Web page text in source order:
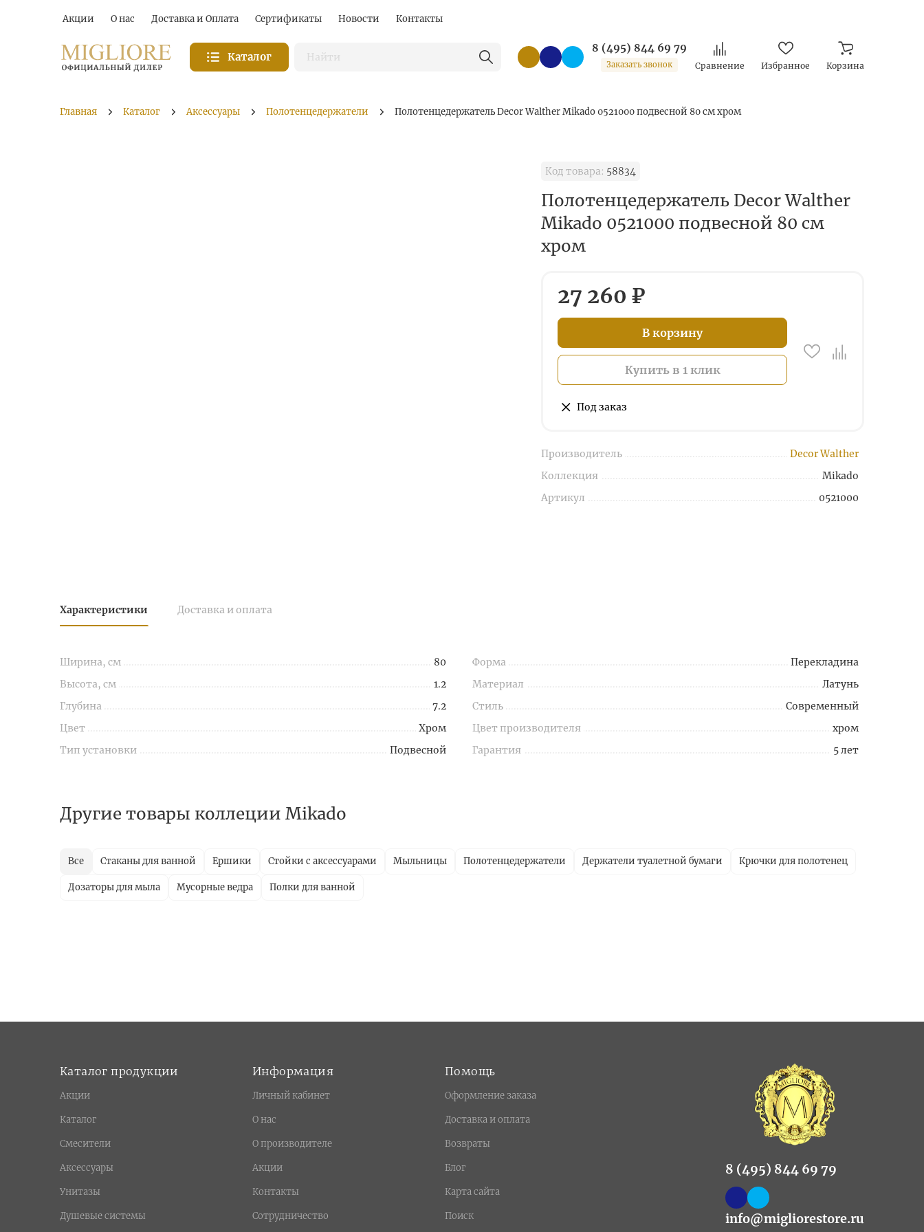
Акции О нас Доставка и Оплата Сертификаты Новости Контакты
Каталог
8 (495) 844 69 79
Заказать звонок Сравнение Избранное Корзина
Главная Каталог Аксессуары Полотенцедержатели Полотенцедержатель Decor Walther Mikado 0521000 подвесной 80 см хром
Код товара: 58834
Полотенцедержатель Decor Walther
Mikado 0521000 подвесной 80 см
хром
27 260 ₽
В корзину
Купить в 1 клик
Под заказ
Производитель
Decor Walther
Коллекция
Mikado
Артикул
0521000
Характеристики Доставка и оплата
Ширина, см
80
Высота, см
1.2
Глубина
7.2
Цвет
Хром
Тип установки
Подвесной
Форма
Перекладина
Материал
Латунь
Стиль
Современный
Цвет производителя
хром
Гарантия
5 лет
Другие товары коллеции Mikado
Все Стаканы для ванной Ершики Стойки с аксессуарами Мыльницы Полотенцедержатели Держатели туалетной бумаги Крючки для полотенец
Дозаторы для мыла Мусорные ведра Полки для ванной
Каталог продукции
Акции
Каталог
Смесители
Аксессуары
Унитазы
Душевые системы
Информация
Личный кабинет
О нас
О производителе
Акции
Контакты
Сотрудничество
Помощь
Оформление заказа
Доставка и оплата
Возвраты
Блог
Карта сайта
Поиск
8 (495) 844 69 79
info@migliorestore.ru